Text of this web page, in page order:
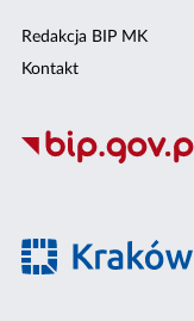
Redakcja BIP MK
Kontakt